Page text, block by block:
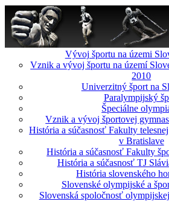
Vývoj športu na územi
Vznik a vývoj športu na území
2010
Univerzitný šport na
Paralympijský
Špeciálne
Vznik a vývoj športovej
História a súčasnosť Fakulty
v Bratislave
História a súčasnosť Fakulty
História a súčasnosť TJ
História slovenského
Slovenské olympijské a
Slovenská spoločnosť